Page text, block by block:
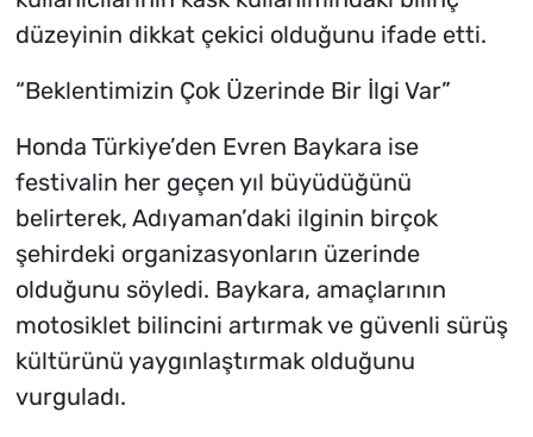
düzeyinin dikkat çekici olduğunu ifade etti.
“Beklentimizin Çok Üzerinde Bir İlgi Var”
Honda Türkiye’den Evren Baykara ise
festivalin her geçen yıl büyüdüğünü
belirterek, Adıyaman’daki ilginin birçok
şehirdeki organizasyonların üzerinde
olduğunu söyledi. Baykara, amaçlarının
motosiklet bilincini artırmak ve güvenli sürüş
kültürünü yaygınlaştırmak olduğunu
vurguladı.